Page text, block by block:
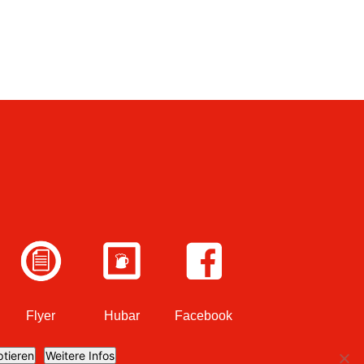
Flyer Hubar Facebook
Weitere Infos